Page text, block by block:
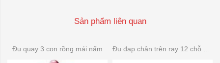
Sản phẩm liên quan
Đu quay 3 con rồng mái nấm